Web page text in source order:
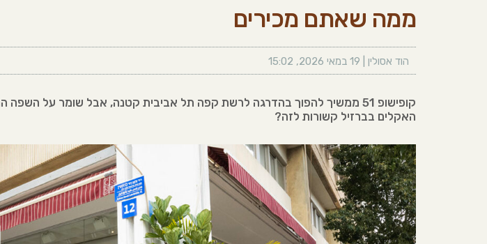
ממה שאתם מכירים
הוד אסולין 19 במאי 2026 ,
15:02
קופישופ 51 ממשיך להפוך בהדרגה לרשת קפה תל אביבית קטנה, אבל שומר על השפה
האקלים בברזיל קשורות לזה?